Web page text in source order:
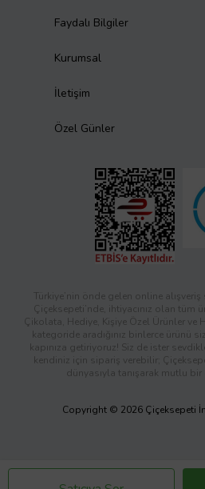
Faydalı Bilgiler
Kurumsal
İletişim
Özel Günler
Türkiye’nin önde gelen online
Çiçeksepeti’nde, ihtiyacınız olan tüm
Çikolata, Hediye, Kişiye Özel Ürünler ve
kategoride aradığınız binlerce ürünü
kapınıza getiriyoruz! Siz de ister
kendiniz için sipariş verebilir;
dünyasıyla tanışarak mutlu
Copyright © 2026 Çiçeksepeti